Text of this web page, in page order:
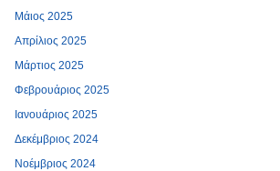
Μάιος 2025
Απρίλιος 2025
Μάρτιος 2025
Φεβρουάριος 2025
Ιανουάριος 2025
Δεκέμβριος 2024
Νοέμβριος 2024